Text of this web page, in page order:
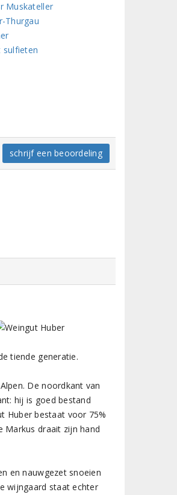
Muskateller
Thurgau
sulfieten
schrijf een beoordeling
tiende generatie.
De noordkant van
hij is goed bestand
Huber bestaat voor 75%
Markus draait zijn hand
en nauwgezet snoeien
wijngaard staat echter